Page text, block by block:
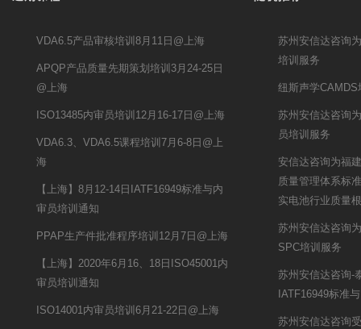
VDA6.5产品审核培训8月11日@上海
APQP产品质量先期策划培训3月24-25日
@上海
ISO13485内审员培训12月16-17日@上海
VDA6.3、VDA6.5课程培训7月6-8日@上
海
【上海】8月12-14日IATF16949标准与内
审员培训通知
PPAP生产件批准程序培训12月7日@上海
【上海】2020年6月16、18日ISO45001内
审员培训通知
ISO14001内审员培训6月21-22日@上海
苏州安信达咨询
培训服务
纽斯声学CAMDS
苏州安信达咨询
员培训服务
安信达咨询为福
质量管理体系标
实电池行业质量
苏州安信达咨询
SPC培训服务
苏州安信达咨询-
IATF16949标准
苏州安信达咨询